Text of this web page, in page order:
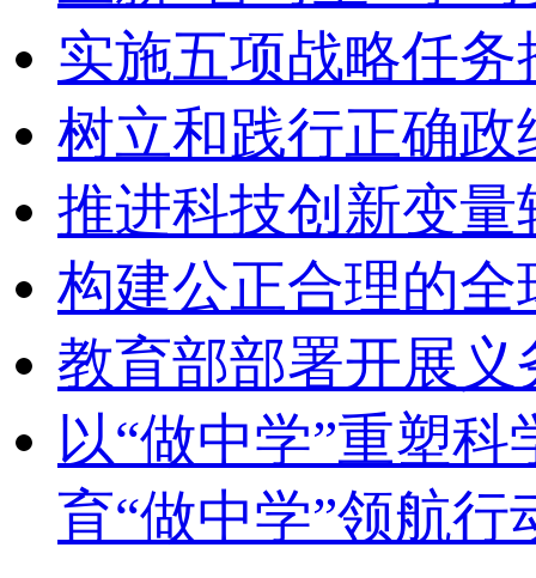
实施五项战略任
树立和践行正确
推进科技创新变
构建公正合理的
教育部部署开展义
以“做中学”重塑
育“做中学”领航行